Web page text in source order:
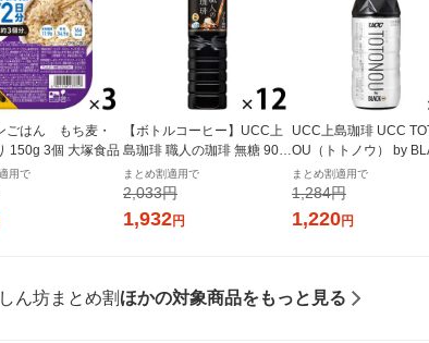
ごはん もち麦・
150g 3個 大塚食品
用で
【ボトルコーヒー】UCC上
島珈琲 職人の珈琲 無糖 900
ml 1箱（12本入）
まとめ割適用で
2,033円
1,932円
UCC上島珈琲 UCC
OU（トトノウ） by
無糖 500ml 1セット（6
まとめ割適用で
1,284円
1,220円
ん坊まとめ割 ほかの対象商品をもっと見る